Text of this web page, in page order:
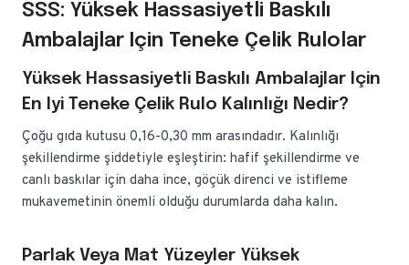
SSS: Yüksek Hassasiyetli Baskılı
Ambalajlar Için Teneke Çelik Rulolar
Yüksek Hassasiyetli Baskılı Ambalajlar Için
En Iyi Teneke Çelik Rulo Kalınlığı Nedir?
Çoğu gıda kutusu 0,16-0,30 mm arasındadır. Kalınlığı
şekillendirme şiddetiyle eşleştirin: hafif şekillendirme ve
canlı baskılar için daha ince, göçük direnci ve istifleme
mukavemetinin önemli olduğu durumlarda daha kalın.
Parlak Veya Mat Yüzeyler Yüksek